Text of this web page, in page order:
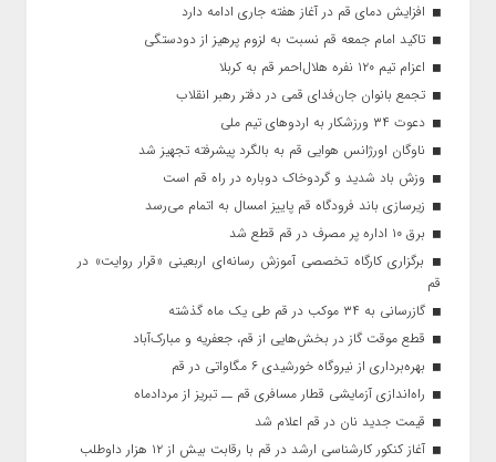
افزایش دمای قم در آغاز هفته جاری ادامه دارد
تاکید امام جمعه قم نسبت به لزوم پرهیز از دودستگی
اعزام تیم ۱۲۰ نفره هلال‌احمر قم به کربلا
تجمع بانوان جان‌فدای قمی در دفتر رهبر انقلاب
دعوت ۳۴ ورزشکار به اردوهای تیم ملی
ناوگان اورژانس هوایی قم به بالگرد پیشرفته تجهیز شد
وزش باد شدید و گردوخاک دوباره در راه قم است
زیرسازی باند فرودگاه قم پاییز امسال به اتمام می‌رسد
برق ۱۰ اداره پر مصرف در قم قطع شد
برگزاری کارگاه تخصصی آموزش رسانه‌ای اربعینی «قرار روایت» در
قم
گازرسانی به ۳۴ موکب در قم طی یک ماه گذشته
قطع موقت گاز در بخش‌هایی از قم، جعفریه و مبارک‌آباد
بهره‌برداری از نیروگاه خورشیدی ۶ مگاواتی در قم
راه‌اندازی آزمایشی قطار مسافری قم ــ تبریز از مردادماه
قیمت جدید نان در قم اعلام شد
آغاز کنکور کارشناسی ارشد در قم با رقابت بیش از ۱۲ هزار داوطلب